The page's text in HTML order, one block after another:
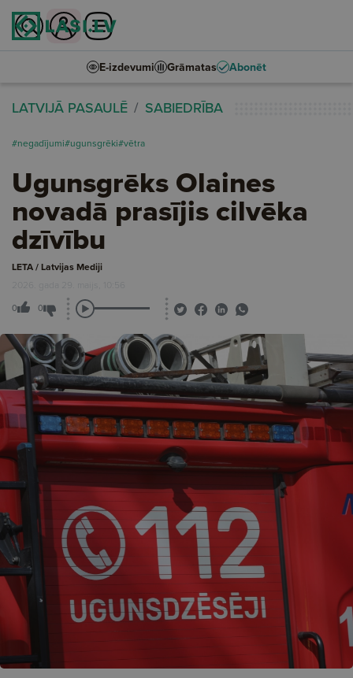
E-izdevumi Grāmatas Abonēt
LATVIJĀ PASAULĒ SABIEDRĪBA
#negadījumi#ugunsgrēki#vētra
Ugunsgrēks Olaines
novadā prasījis cilvēka
dzīvību
LETA / Latvijas Mediji
2026. gada 29. maijs, 10:56
0 0